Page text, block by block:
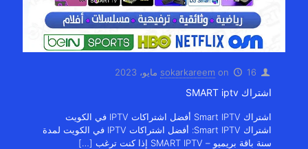
sokarkareem on 16 مايو، 2023
اشتراك SMART iptv
اشتراك Smart IPTV أفضل اشتراكات IPTV في الكويت
اشتراك Smart IPTV: أفضل اشتراكات IPTV في الكويت لمدة
سنة باقة بريميو – SMART IPTV إذا كنت ترغب
[…]